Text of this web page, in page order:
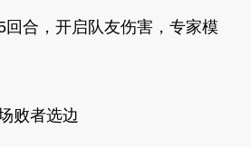
合，开启队友伤害，专家模
者选边